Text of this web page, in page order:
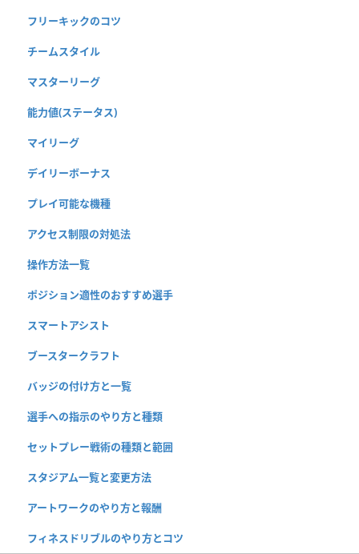
フリーキックのコツ
チームスタイル
マスターリーグ
能力値(ステータス)
マイリーグ
デイリーボーナス
プレイ可能な機種
アクセス制限の対処法
操作方法一覧
ポジション適性のおすすめ選手
スマートアシスト
ブースタークラフト
バッジの付け方と一覧
選手への指示のやり方と種類
セットプレー戦術の種類と範囲
スタジアム一覧と変更方法
アートワークのやり方と報酬
フィネスドリブルのやり方とコツ